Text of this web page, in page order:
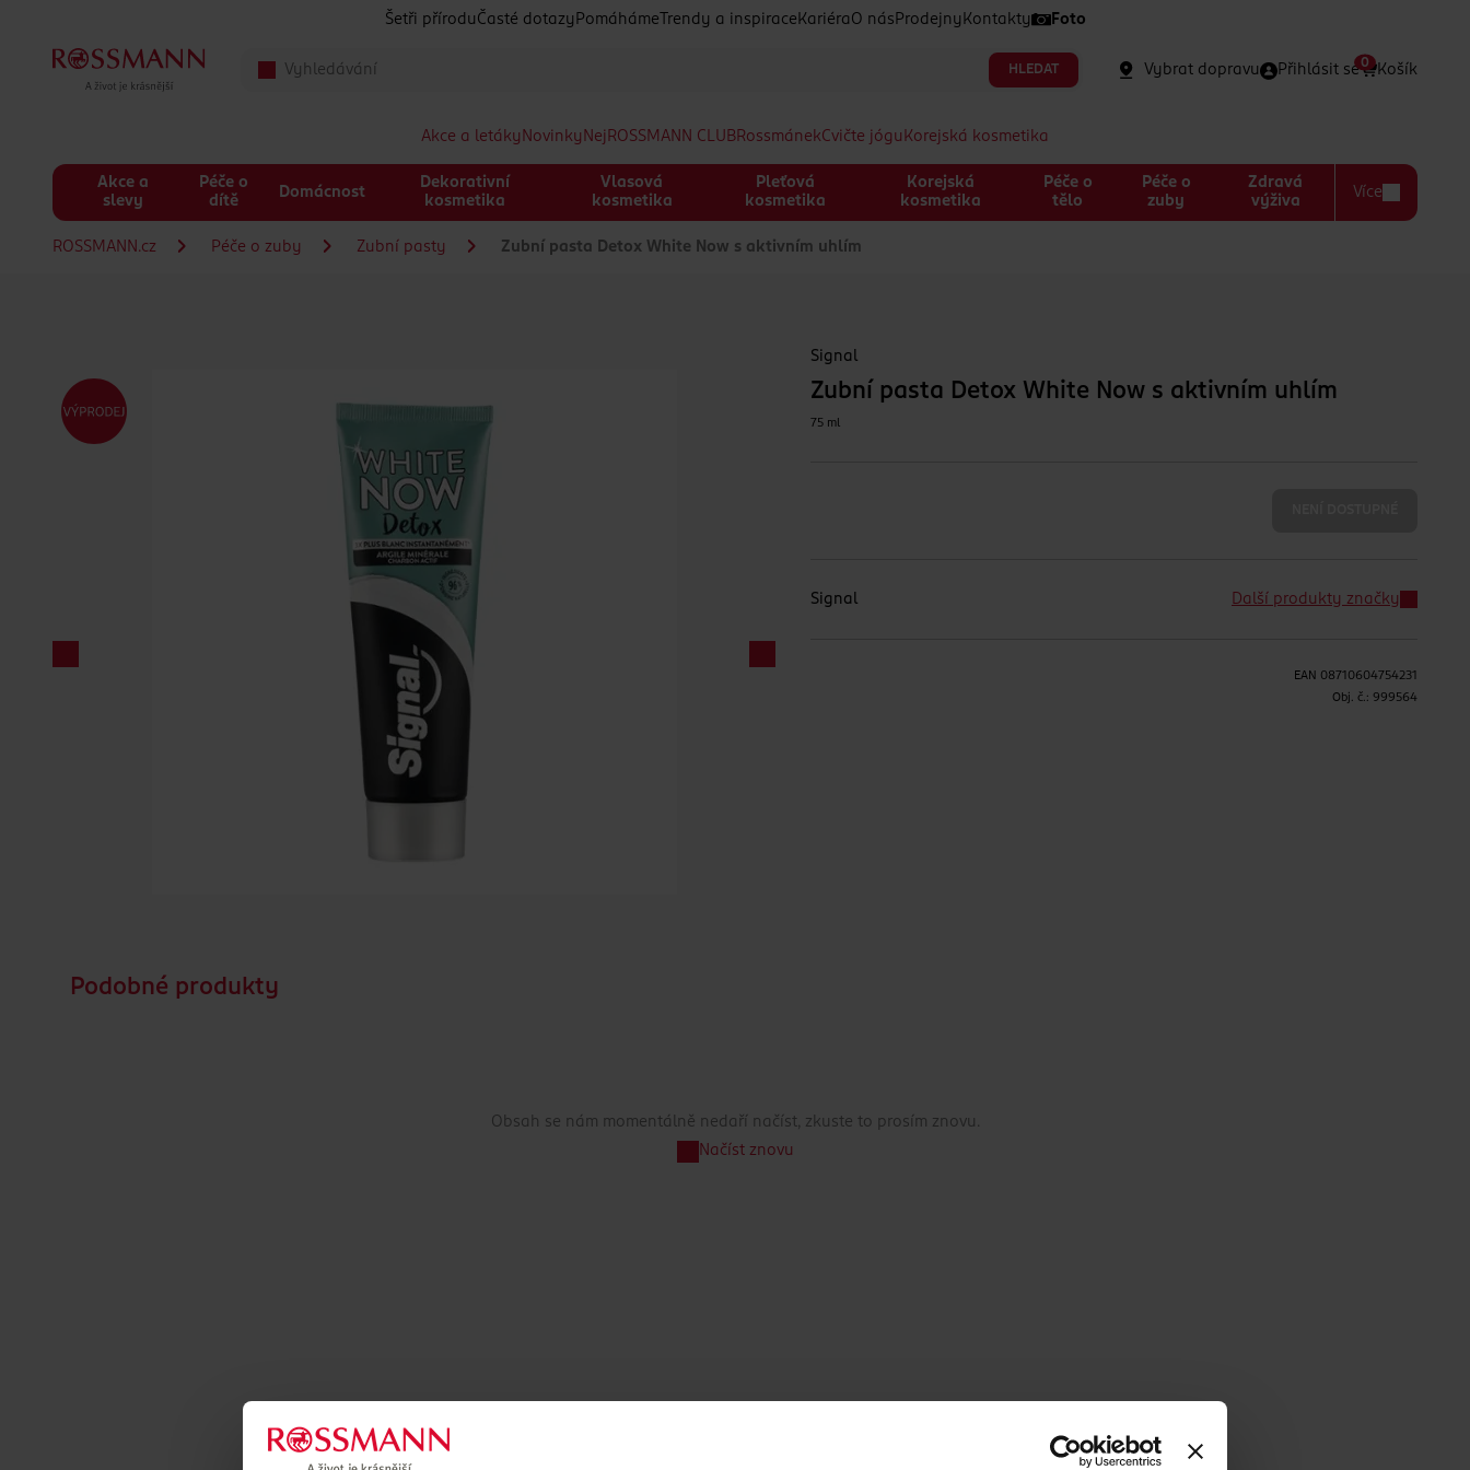
Šetři přírodu Časté dotazy Pomáháme Trendy a inspirace Kariéra O nás Prodejny Kontakty Foto
HLEDAT Vybrat dopravu Přihlásit se Košík
0
Akce a letáky Novinky Nej ROSSMANN CLUBRossmánekCvičte jógu Korejská kosmetika
Akce a
slevy
Péče o
dítě
Domácnost
Dekorativní
kosmetika
Vlasová
kosmetika
Pleťová
kosmetika
Korejská
kosmetika
Péče o
tělo
Péče o
zuby
Zdravá
výživa
Více
ROSSMANN.cz Péče o zuby Zubní pasty Zubní pasta Detox White Now s aktivním uhlím
Signal
Zubní pasta Detox White Now s aktivním uhlím
75 ml
Signal Další produkty značky
EAN 08710604754231
Obj. č.: 999564
Podobné produkty
Obsah se nám momentálně nedaří načíst, zkuste to prosím znovu.
Načíst znovu